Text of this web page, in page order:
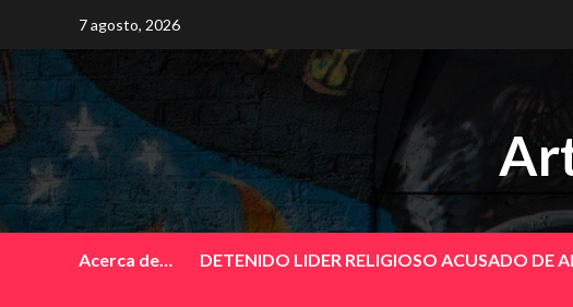
content
7 agosto, 2026
Acerca de… DETENIDO LIDER RELIGIOSO ACUSADO DE